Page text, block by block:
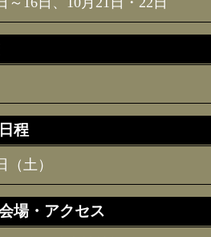
程
（土）
場・アクセス